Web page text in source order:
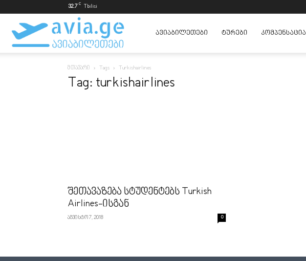
32.7 C Tbilisi
ავიაბილეთები
ყველაზე
ᲐᲕᲘᲐᲑᲘᲚᲔᲗᲔᲑᲘ ᲢᲣᲠᲔᲑᲘ ᲙᲝᲛᲞᲔᲜᲡᲐᲪᲘᲐ
მთავარი Tags Turkishairlines
Tag: turkishairlines
შეთავაზება სტუდენტებს Turkish
Airlines-ისგან
აგვისტო 7, 2018 0